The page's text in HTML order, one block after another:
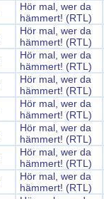
Hör mal, wer da
hämmert! (RTL)
Hör mal, wer da
hämmert! (RTL)
Hör mal, wer da
hämmert! (RTL)
Hör mal, wer da
hämmert! (RTL)
Hör mal, wer da
hämmert! (RTL)
Hör mal, wer da
hämmert! (RTL)
Hör mal, wer da
hämmert! (RTL)
Hör mal, wer da
hämmert! (RTL)